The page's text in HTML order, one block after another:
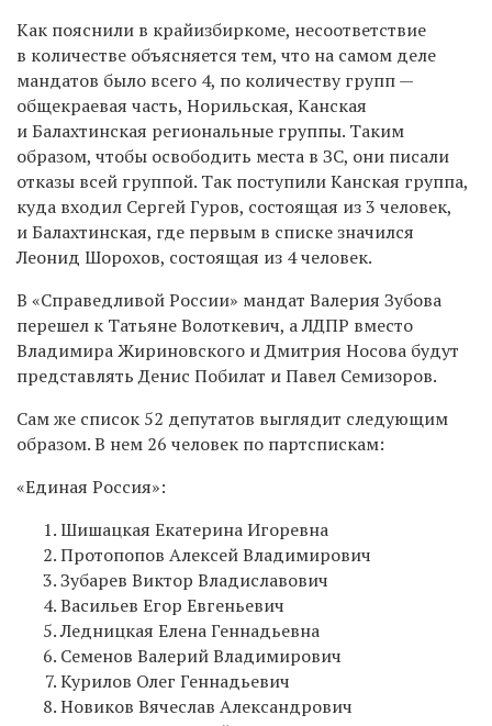
Как пояснили в крайизбиркоме, несоответствие
в количестве объясняется тем, что на самом деле
мандатов было всего 4, по количеству групп —
общекраевая часть, Норильская, Канская
и Балахтинская региональные группы. Таким
образом, чтобы освободить места в ЗС, они писали
отказы всей группой. Так поступили Канская группа,
куда входил Сергей Гуров, состоящая из 3 человек,
и Балахтинская, где первым в списке значился
Леонид Шорохов, состоящая из 4 человек.
В «Справедливой России» мандат Валерия Зубова
перешел к Татьяне Волоткевич, а ЛДПР вместо
Владимира Жириновского и Дмитрия Носова будут
представлять Денис Побилат и Павел Семизоров.
Сам же список 52 депутатов выглядит следующим
образом. В нем 26 человек по партспискам:
«Единая Россия»:
Шишацкая Екатерина Игоревна
Протопопов Алексей Владимирович
Зубарев Виктор Владиславович
Васильев Егор Евгеньевич
Ледницкая Елена Геннадьевна
Семенов Валерий Владимирович
Курилов Олег Геннадьевич
Новиков Вячеслав Александрович